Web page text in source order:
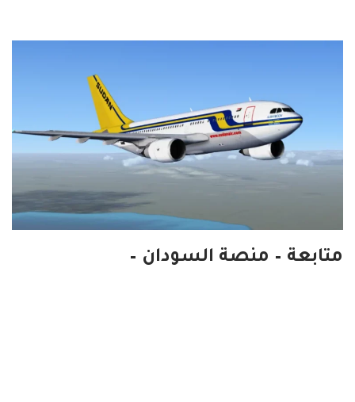
متابعة – منصة السودان –